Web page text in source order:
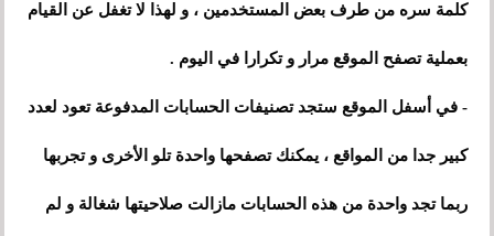
كلمة سره من طرف بعض المستخدمين ، و لهذا لا تغفل عن القيام
بعملية تصفح الموقع مرار و تكرارا في اليوم .
- في أسفل الموقع ستجد تصنيفات الحسابات المدفوعة تعود لعدد
كبير جدا من المواقع ، يمكنك تصفحها واحدة تلو الأخرى و تجربها
ربما تجد واحدة من هذه الحسابات مازالت صلاحيتها شغالة و لم